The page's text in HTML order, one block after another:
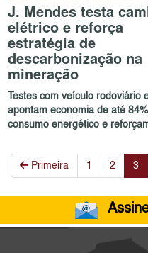
J. Mendes testa
elétrico e reforça
estratégia de
descarbonização na
mineração
Testes com veículo rodoviário
apontam economia de até
consumo energético e
Primeira 1 2 3